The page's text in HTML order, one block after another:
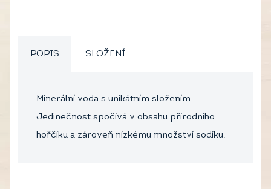
POPIS SLOŽENÍ
Minerální voda s unikátním složením.
Jedinečnost spočívá v obsahu přírodního
hořčíku a zároveň nízkému množství sodíku.